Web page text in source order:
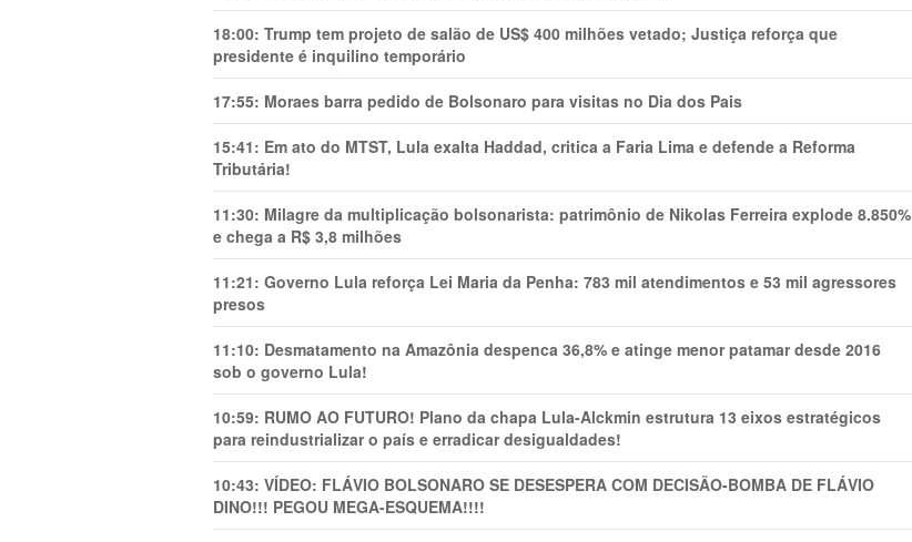
18:00: Trump tem projeto de salão de US$ 400 milhões vetado; Justiça reforça que
presidente é inquilino temporário
17:55: Moraes barra pedido de Bolsonaro para visitas no Dia dos Pais
15:41: Em ato do MTST, Lula exalta Haddad, critica a Faria Lima e defende a Reforma
Tributária!
11:30: Milagre da multiplicação bolsonarista: patrimônio de Nikolas Ferreira explode 8.850%
e chega a R$ 3,8 milhões
11:21: Governo Lula reforça Lei Maria da Penha: 783 mil atendimentos e 53 mil agressores
presos
11:10: Desmatamento na Amazônia despenca 36,8% e atinge menor patamar desde 2016
sob o governo Lula!
10:59: RUMO AO FUTURO! Plano da chapa Lula-Alckmin estrutura 13 eixos estratégicos
para reindustrializar o país e erradicar desigualdades!
10:43: VÍDEO: FLÁVIO BOLSONARO SE DESESPERA COM DECISÃO-BOMBA DE FLÁVIO
DINO!!! PEGOU MEGA-ESQUEMA!!!!